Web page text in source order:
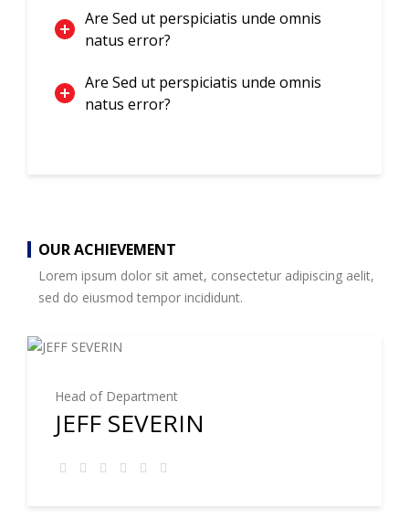
Are Sed ut perspiciatis unde omnis
natus error?
Are Sed ut perspiciatis unde omnis
natus error?
OUR ACHIEVEMENT
Lorem ipsum dolor sit amet, consectetur adipiscing aelit,
sed do eiusmod tempor incididunt.
Head of Department
JEFF SEVERIN